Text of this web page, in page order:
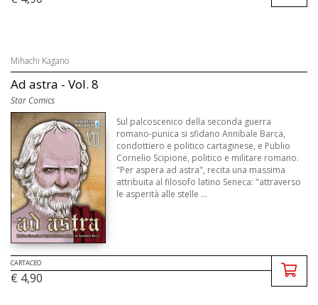
Mihachi Kagano
Ad astra - Vol. 8
Star Comics
Sul palcoscenico della seconda guerra
romano-punica si sfidano Annibale Barca,
condottiero e politico cartaginese, e Publio
Cornelio Scipione, politico e militare romano.
"Per aspera ad astra", recita una massima
attribuita al filosofo latino Seneca: "attraverso
le asperità alle stelle ...
CARTACEO
€ 4,90